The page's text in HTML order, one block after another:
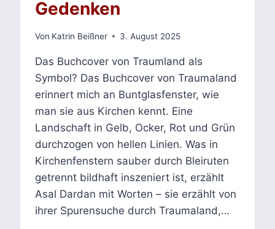
Gedenken
Von Katrin Beißner 3. August 2025
Das Buchcover von Traumland als
Symbol? Das Buchcover von Traumaland
erinnert mich an Buntglasfenster, wie
man sie aus Kirchen kennt. Eine
Landschaft in Gelb, Ocker, Rot und Grün
durchzogen von hellen Linien. Was in
Kirchenfenstern sauber durch Bleiruten
getrennt bildhaft inszeniert ist, erzählt
Asal Dardan mit Worten – sie erzählt von
ihrer Spurensuche durch Traumaland,…